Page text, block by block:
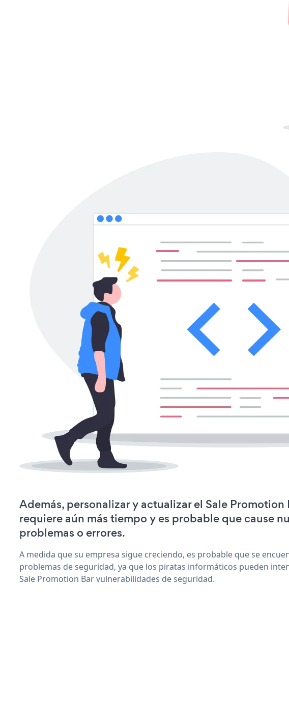
Además, personalizar y actualizar el Sale Promotion
requiere aún más tiempo y es probable que cause
problemas o errores.
A medida que su empresa sigue creciendo, es probable que se
problemas de seguridad, ya que los piratas informáticos pueden
Sale Promotion Bar vulnerabilidades de seguridad.